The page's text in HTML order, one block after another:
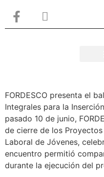
FORDESCO presenta el
Integrales para la
pasado 10 de junio,
de cierre de los
Laboral de Jóvenes,
encuentro permitió
durante la ejecución del